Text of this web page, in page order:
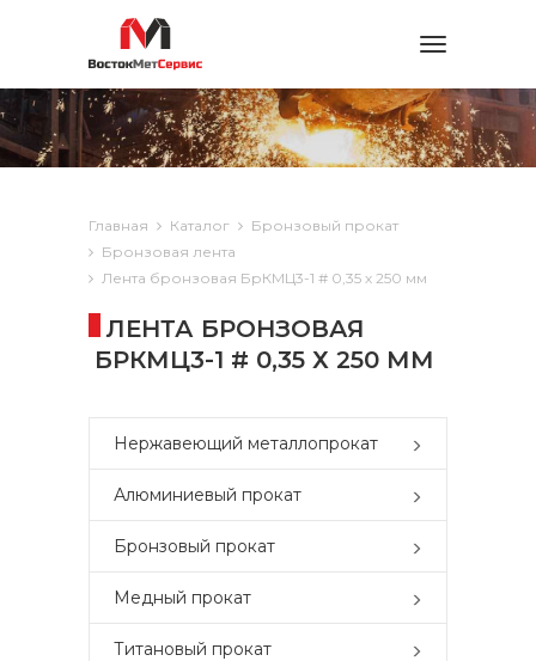
Toggle
Главная Каталог
Бронзовый прокат
Бронзовая лента
Лента бронзовая БрКМЦ3-1 # 0,35 х 250 мм
ЛЕНТА БРОНЗОВАЯ
БРКМЦ3-1 # 0,35 Х 250 ММ
Нержавеющий металлопрокат
Алюминиевый прокат
Бронзовый прокат
Медный прокат
Титановый прокат